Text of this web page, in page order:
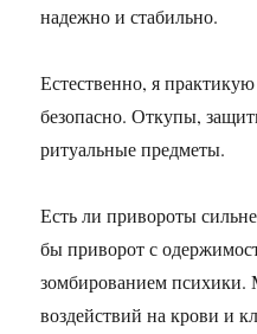
надежно и стабильно.
Естественно, я
безопасно. Откупы,
ритуальные предметы.
Есть ли привороты
бы приворот с
зомбированием психики.
воздействий на крови и